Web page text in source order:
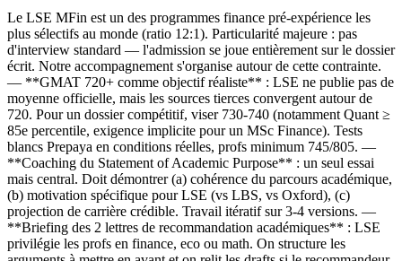
Le LSE MFin est un des programmes finance pré-expérience les
plus sélectifs au monde (ratio 12:1). Particularité majeure : pas
d'interview standard — l'admission se joue entièrement sur le dossier
écrit. Notre accompagnement s'organise autour de cette contrainte.
— **GMAT 720+ comme objectif réaliste** : LSE ne publie pas de
moyenne officielle, mais les sources tierces convergent autour de
720. Pour un dossier compétitif, viser 730-740 (notamment Quant ≥
85e percentile, exigence implicite pour un MSc Finance). Tests
blancs Prepaya en conditions réelles, profs minimum 745/805. —
**Coaching du Statement of Academic Purpose** : un seul essai
mais central. Doit démontrer (a) cohérence du parcours académique,
(b) motivation spécifique pour LSE (vs LBS, vs Oxford), (c)
projection de carrière crédible. Travail itératif sur 3-4 versions. —
**Briefing des 2 lettres de recommandation académiques** : LSE
privilégie les profs en finance, eco ou math. On structure les